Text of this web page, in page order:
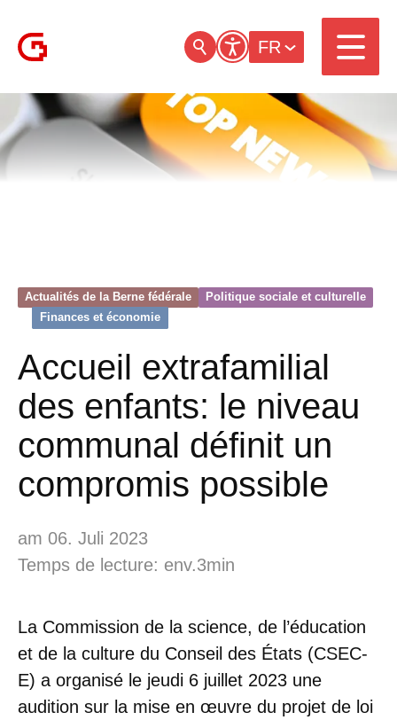
FR
Actualités de la Berne fédérale
Politique sociale et culturelle
Finances et économie
Accueil extrafamilial
des enfants: le niveau
communal définit un
compromis possible
am 06. Juli 2023
Temps de lecture: env.3min
La Commission de la science, de l’éducation
et de la culture du Conseil des États (CSEC-
E) a organisé le jeudi 6 juillet 2023 une
audition sur la mise en œuvre du projet de loi